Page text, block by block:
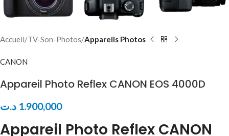
Accueil TV-Son-Photos Appareils Photos
CANON
Appareil Photo Reflex CANON EOS 4000D
1.900,000 د.ت
Appareil Photo Reflex CANON